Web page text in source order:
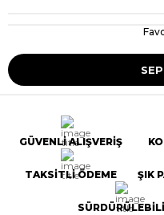
GÜVENLİ ALIŞVERİŞ
TAKSİTLİ ÖDEME ŞIK